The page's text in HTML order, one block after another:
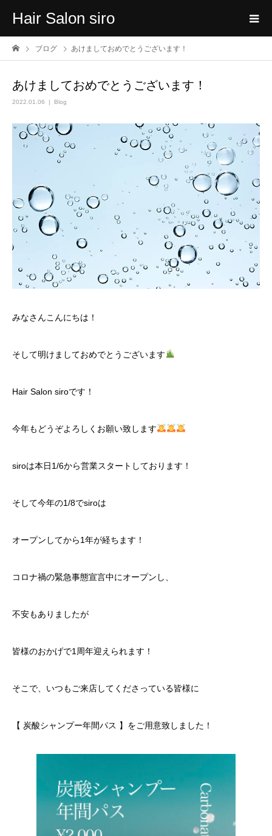
Hair Salon siro
ブログ あけましておめでとうございます！
あけましておめでとうございます！
2022.01.06 Blog
みなさんこんにちは！
そして明けましておめでとうございます
Hair Salon siroです！
今年もどうぞよろしくお願い致します
siroは本日1/6から営業スタートしております！
そして今年の1/8でsiroは
オープンしてから1年が経ちます！
コロナ禍の緊急事態宣言中にオープンし、
不安もありましたが
皆様のおかげで1周年迎えられます！
そこで、いつもご来店してくださっている皆様に
【 炭酸シャンプー年間パス 】をご用意致しました！